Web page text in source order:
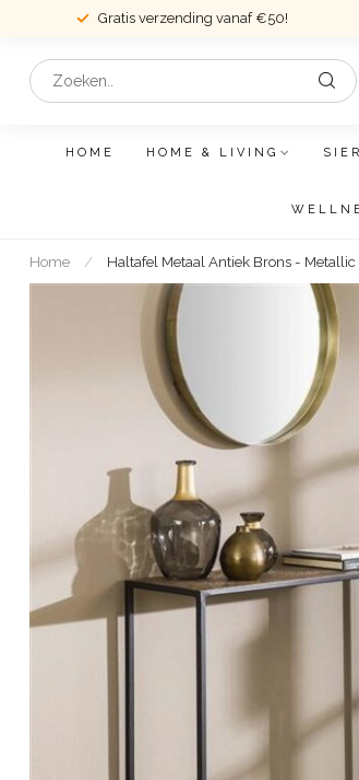
Gratis verzending vanaf €50!
HOME HOME & LIVING
Home / Haltafel Metaal Antiek Brons - Metallic